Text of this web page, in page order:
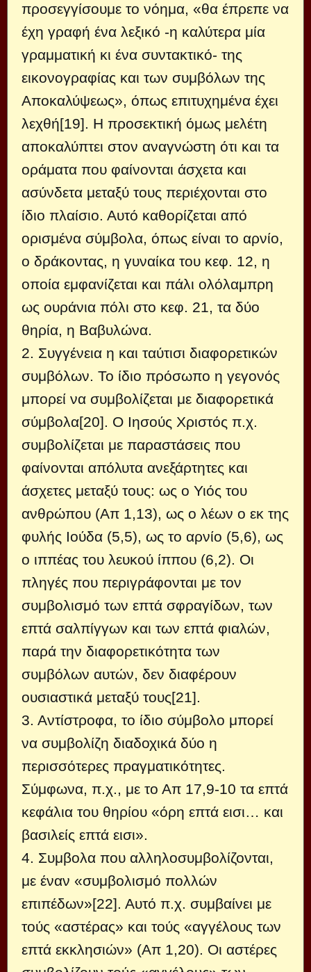
προσεγγίσουμε το νόημα, «θα έπρεπε να
έχη γραφή ένα λεξικό -η καλύτερα μία
γραμματική κι ένα συντακτικό- της
εικονογραφίας και των συμβόλων της
Αποκαλύψεως», όπως επιτυχημένα έχει
λεχθή[19]. Η προσεκτική όμως μελέτη
αποκαλύπτει στον αναγνώστη ότι και τα
οράματα που φαίνονται άσχετα και
ασύνδετα μεταξύ τους περιέχονται στο
ίδιο πλαίσιο. Αυτό καθορίζεται από
ορισμένα σύμβολα, όπως είναι το αρνίο,
ο δράκοντας, η γυναίκα του κεφ. 12, η
οποία εμφανίζεται και πάλι ολόλαμπρη
ως ουράνια πόλι στο κεφ. 21, τα δύο
θηρία, η Βαβυλώνα.
2. Συγγένεια η και ταύτισι διαφορετικών
συμβόλων. Το ίδιο πρόσωπο η γεγονός
μπορεί να συμβολίζεται με διαφορετικά
σύμβολα[20]. Ο Ιησούς Χριστός π.χ.
συμβολίζεται με παραστάσεις που
φαίνονται απόλυτα ανεξάρτητες και
άσχετες μεταξύ τους: ως ο Υιός του
ανθρώπου (Απ 1,13), ως ο λέων ο εκ της
φυλής Ιούδα (5,5), ως το αρνίο (5,6), ως
ο ιππέας του λευκού ίππου (6,2). Οι
πληγές που περιγράφονται με τον
συμβολισμό των επτά σφραγίδων, των
επτά σαλπίγγων και των επτά φιαλών,
παρά την διαφορετικότητα των
συμβόλων αυτών, δεν διαφέρουν
ουσιαστικά μεταξύ τους[21].
3. Αντίστροφα, το ίδιο σύμβολο μπορεί
να συμβολίζη διαδοχικά δύο η
περισσότερες πραγματικότητες.
Σύμφωνα, π.χ., με το Απ 17,9-10 τα επτά
κεφάλια του θηρίου «όρη επτά εισι… και
βασιλείς επτά εισι».
4. Συμβολα που αλληλοσυμβολίζονται,
με έναν «συμβολισμό πολλών
επιπέδων»[22]. Αυτό π.χ. συμβαίνει με
τούς «αστέρας» και τούς «αγγέλους των
επτά εκκλησιών» (Απ 1,20). Οι αστέρες